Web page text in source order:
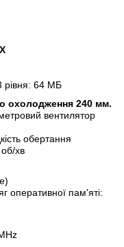
рівня: 64 МБ
охолодження 240 мм.
вентилятор
обертання
хв
оперативної пам'яті: